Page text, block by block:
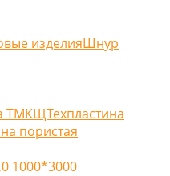
изделияШнур
ТМКЩТехпластина
пористая
1000*3000